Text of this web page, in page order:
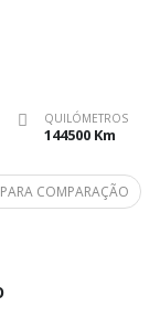
QUILÓMETROS
144500 Km
COMPARAÇÃO